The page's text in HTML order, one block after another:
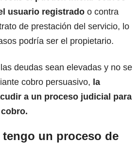
usuario registrado o contra
de prestación del servicio, lo
podría ser el propietario.
deudas sean elevadas y no se
cobro persuasivo, la
a un proceso judicial para
un proceso de